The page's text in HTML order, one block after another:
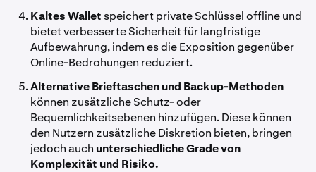
Kaltes Wallet speichert private Schlüssel offline und
bietet verbesserte Sicherheit für langfristige
Aufbewahrung, indem es die Exposition gegenüber
Online-Bedrohungen reduziert.
Alternative Brieftaschen und Backup-Methoden
können zusätzliche Schutz- oder
Bequemlichkeitsebenen hinzufügen. Diese können
den Nutzern zusätzliche Diskretion bieten, bringen
jedoch auch unterschiedliche Grade von
Komplexität und Risiko.